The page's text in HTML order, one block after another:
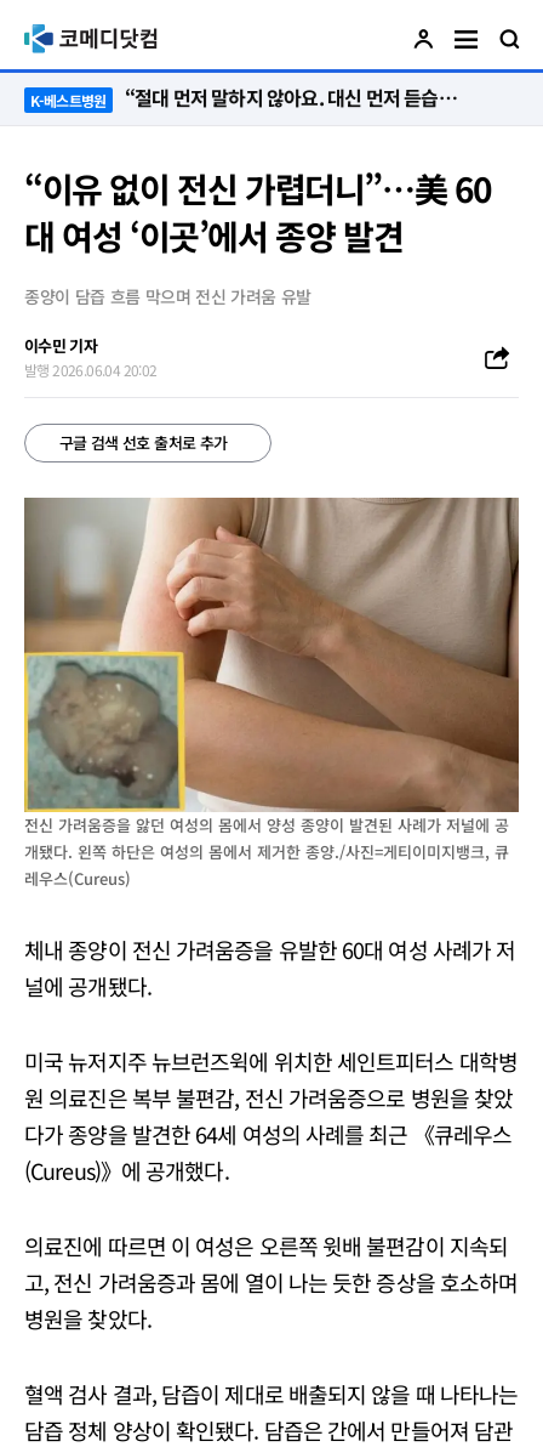
K-베스트병원 “절대 먼저 말하지 않아요. 대신 먼저 듣습니다”
“이유 없이 전신 가렵더니”…美 60
대 여성 ‘이곳’에서 종양 발견
종양이 담즙 흐름 막으며 전신 가려움 유발
이수민 기자
발행 2026.06.04 20:02
구글 검색 선호 출처로 추가
전신 가려움증을 앓던 여성의 몸에서 양성 종양이 발견된 사례가 저널에 공
개됐다. 왼쪽 하단은 여성의 몸에서 제거한 종양./사진=게티이미지뱅크, 큐
레우스(Cureus)
체내 종양이 전신 가려움증을 유발한 60대 여성 사례가 저
널에 공개됐다.
미국 뉴저지주 뉴브런즈윅에 위치한 세인트피터스 대학병
원 의료진은 복부 불편감, 전신 가려움증으로 병원을 찾았
다가 종양을 발견한 64세 여성의 사례를 최근 《큐레우스
(Cureus)》에 공개했다.
의료진에 따르면 이 여성은 오른쪽 윗배 불편감이 지속되
고, 전신 가려움증과 몸에 열이 나는 듯한 증상을 호소하며
병원을 찾았다.
혈액 검사 결과, 담즙이 제대로 배출되지 않을 때 나타나는
담즙 정체 양상이 확인됐다. 담즙은 간에서 만들어져 담관